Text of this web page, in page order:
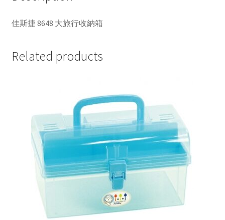
quantity
佳斯捷 8648 大旅行收納箱
Related products